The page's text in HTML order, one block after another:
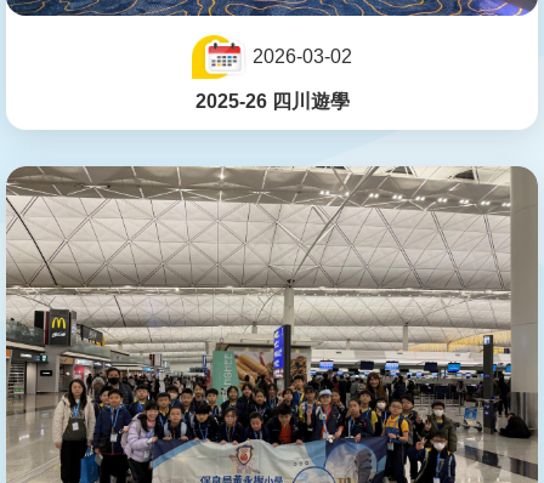
2026-03-02
2025-26 四川遊學